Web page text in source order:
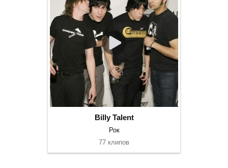
Billy Talent
Рок
77 клипов